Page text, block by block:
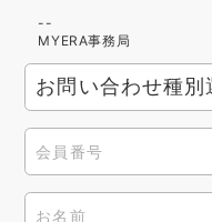
--
MYERA事務局